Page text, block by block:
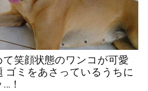
て笑顔状態のワンコが可愛
ゴミをあさっているうちに
！